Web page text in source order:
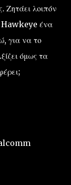
Ζητάει λοιπόν
Hawkeye ένα
για να το
όμως τα